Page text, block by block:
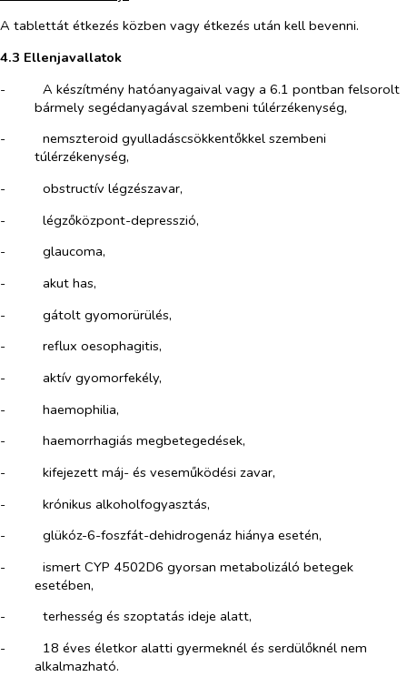
A tablettát étkezés közben vagy étkezés után kell bevenni.
4.3 Ellenjavallatok
-​
A készítmény hatóanyagaival vagy a 6.1 pontban felsorolt
bármely segédanyagával szembeni túlérzékenység,
-​
nemszteroid gyulladáscsökkentőkkel szembeni
túlérzékenység,
-​
obstructív légzészavar,
-​
légzőközpont-depresszió,
-​
glaucoma,
-​
akut has,
-​
gátolt gyomorürülés,
-​
reflux oesophagitis,
-​
aktív gyomorfekély,
-​
haemophilia,
-​
haemorrhagiás megbetegedések,
-​
kifejezett máj- és veseműködési zavar,
-​
krónikus alkoholfogyasztás,
-​
glükóz-6-foszfát-dehidrogenáz hiánya esetén,
-​
ismert CYP 4502D6 gyorsan metabolizáló betegek
esetében,
-​
terhesség és szoptatás ideje alatt,
-​
18 éves életkor alatti gyermeknél és serdülőknél nem
alkalmazható.